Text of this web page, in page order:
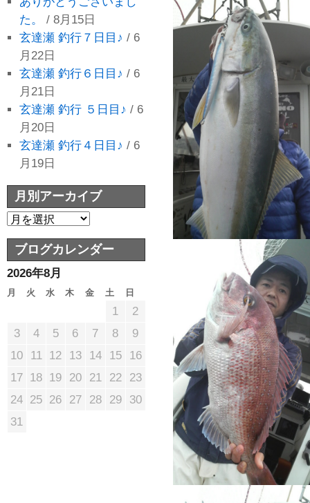
た。
/ 8月15日
玄達瀬 釣行７日目♪ / 6
月22日
玄達瀬 釣行６日目♪ / 6
月21日
玄達瀬 釣行 ５日目♪ / 6
月20日
玄達瀬 釣行４日目♪ / 6
月19日
月別アーカイブ
ブログカレンダー
2026年8月
月 火 水 木 金 土 日
1
2
3
4 5 6 7 8
9
10
11 12 13 14 15
16
17 18 19 20 21 22
23
24 25 26 27 28 29
30
31